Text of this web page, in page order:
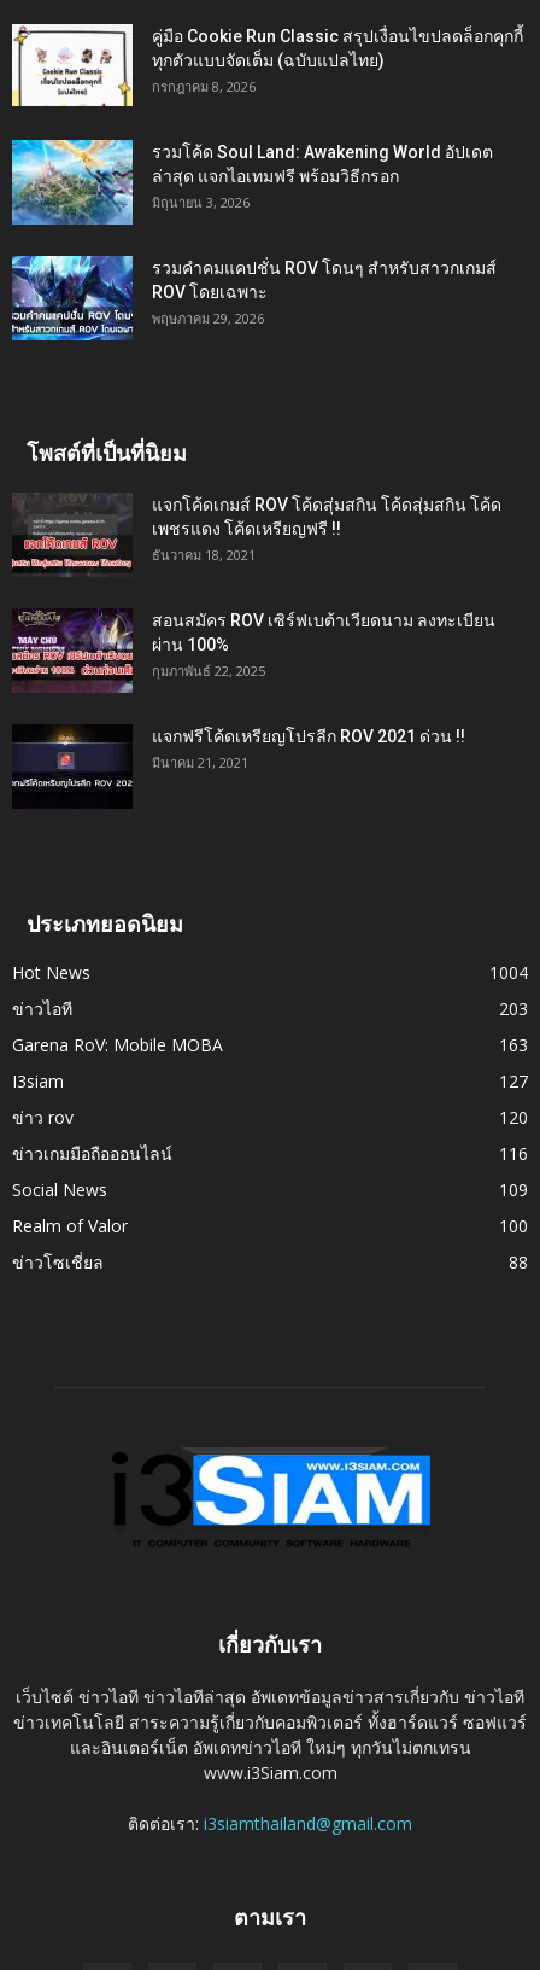
คู่มือ Cookie Run Classic สรุปเงื่อนไขปลดล็อกคุกกี้
ทุกตัวแบบจัดเต็ม (ฉบับแปลไทย)
กรกฎาคม 8, 2026
รวมโค้ด Soul Land: Awakening World อัปเดต
ล่าสุด แจกไอเทมฟรี พร้อมวิธีกรอก
มิถุนายน 3, 2026
รวมคำคมแคปชั่น ROV โดนๆ สำหรับสาวกเกมส์
ROV โดยเฉพาะ
พฤษภาคม 29, 2026
โพสต์ที่เป็นที่นิยม
แจกโค้ดเกมส์ ROV โค้ดสุ่มสกิน โค้ดสุ่มสกิน โค้ด
เพชรแดง โค้ดเหรียญฟรี !!
ธันวาคม 18, 2021
สอนสมัคร ROV เซิร์ฟเบต้าเวียดนาม ลงทะเบียน
ผ่าน 100%
กุมภาพันธ์ 22, 2025
แจกฟรีโค้ดเหรียญโปรลีก ROV 2021 ด่วน !!
มีนาคม 21, 2021
ประเภทยอดนิยม
Hot News
1004
ข่าวไอที
203
Garena RoV: Mobile MOBA
163
I3siam
127
ข่าว rov
120
ข่าวเกมมือถือออนไลน์
116
Social News
109
Realm of Valor
100
ข่าวโซเชี่ยล
88
เกี่ยวกับเรา
เว็บไซต์ ข่าวไอที ข่าวไอทีล่าสุด อัพเดทข้อมูลข่าวสารเกี่ยวกับ ข่าวไอที
ข่าวเทคโนโลยี สาระความรู้เกี่ยวกับคอมพิวเตอร์ ทั้งฮาร์ดแวร์ ซอฟแวร์
และอินเตอร์เน็ต อัพเดทข่าวไอที ใหม่ๆ ทุกวันไม่ตกเทรน
www.i3Siam.com
ติดต่อเรา: i3siamthailand@gmail.com
ตามเรา